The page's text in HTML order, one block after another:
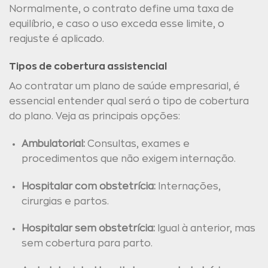
Normalmente, o contrato define uma taxa de
equilíbrio, e caso o uso exceda esse limite, o
reajuste é aplicado.
Tipos de cobertura assistencial
Ao contratar um plano de saúde empresarial, é
essencial entender qual será o tipo de cobertura
do plano. Veja as principais opções:
Ambulatorial:Consultas, exames e
procedimentos que não exigem internação.
Hospitalar com obstetrícia:Internações,
cirurgias e partos.
Hospitalar sem obstetrícia:Igual à anterior, mas
sem cobertura para parto.